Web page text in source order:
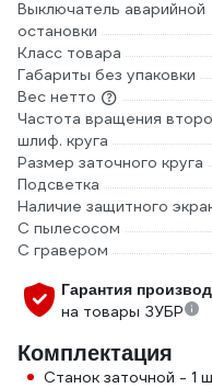
Выключатель аварийной
остановки
Класс товара
Габариты без упаковки
Вес нетто
Частота вращения
шлиф. круга
Размер заточного круга
Подсветка
Наличие защитного
С пылесосом
С гравером
Гарантия
на товары ЗУБР
Комплектация
Станок заточной - 1